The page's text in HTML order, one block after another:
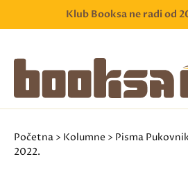
Klub Booksa ne radi od
Početna > Kolumne > Pisma
2022.